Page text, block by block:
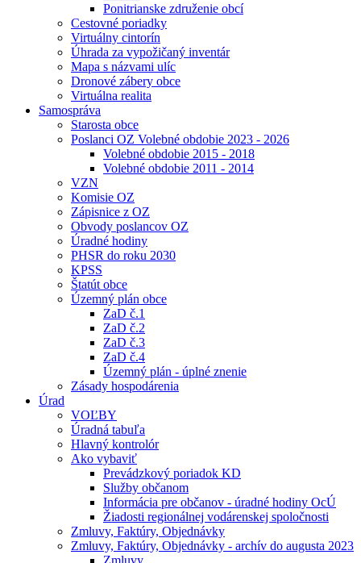
Ponitrianske združenie obcí
Cestovné poriadky
Virtuálny cintorín
Úhrada za vypožičaný inventár
Mapa s názvami ulíc
Dronové zábery obce
Virtuálna realita
Samospráva
Starosta obce
Poslanci OZ Volebné obdobie 2023 - 2026
Volebné obdobie 2015 - 2018
Volebné obdobie 2011 - 2014
VZN
Komisie OZ
Zápisnice z OZ
Obvody poslancov OZ
Úradné hodiny
PHSR do roku 2030
KPSS
Štatút obce
Územný plán obce
ZaD č.1
ZaD č.2
ZaD č.3
ZaD č.4
Územný plán - úplné znenie
Zásady hospodárenia
Úrad
VOĽBY
Úradná tabuľa
Hlavný kontrolór
Ako vybaviť
Prevádzkový poriadok KD
Služby občanom
Informácia pre občanov - úradné hodiny OcÚ
Žiadosti regionálnej vodárenskej spoločnosti
Zmluvy, Faktúry, Objednávky
Zmluvy, Faktúry, Objednávky - archív do augusta 2023
Zmluvy